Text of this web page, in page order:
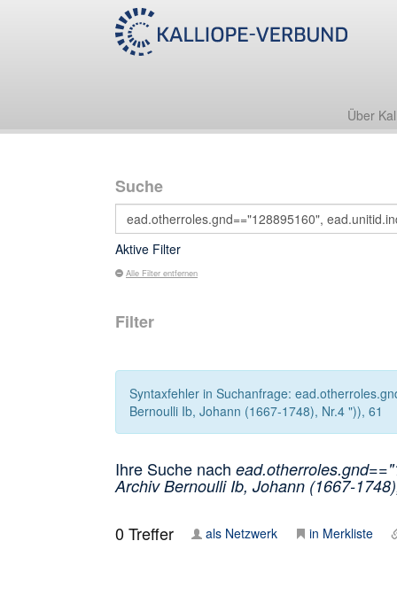
Über
Suche
Aktive Filter
Alle Filter entfernen
Filter
Syntaxfehler in Suchanfrage:
Bernoulli Ib, Johann (1667-1748), Nr.4 ")), 61
Ihre Suche nach
Archiv Bernoulli Ib, Johann (1667-
0Treffer als Netzwerk in Merkliste